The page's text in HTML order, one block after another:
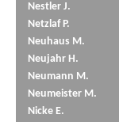
Nestler J.
Netzlaf P.
Neuhaus M.
Neujahr H.
Neumann M.
Neumeister M.
Nicke E.